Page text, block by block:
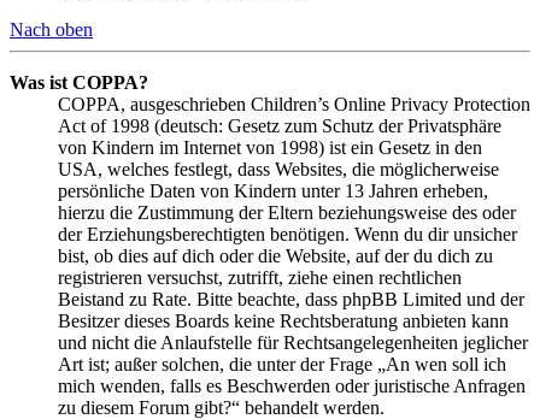
Nach oben
Was ist COPPA?
COPPA, ausgeschrieben Children’s Online Privacy Protection
Act of 1998 (deutsch: Gesetz zum Schutz der Privatsphäre
von Kindern im Internet von 1998) ist ein Gesetz in den
USA, welches festlegt, dass Websites, die möglicherweise
persönliche Daten von Kindern unter 13 Jahren erheben,
hierzu die Zustimmung der Eltern beziehungsweise des oder
der Erziehungsberechtigten benötigen. Wenn du dir unsicher
bist, ob dies auf dich oder die Website, auf der du dich zu
registrieren versuchst, zutrifft, ziehe einen rechtlichen
Beistand zu Rate. Bitte beachte, dass phpBB Limited und der
Besitzer dieses Boards keine Rechtsberatung anbieten kann
und nicht die Anlaufstelle für Rechtsangelegenheiten jeglicher
Art ist; außer solchen, die unter der Frage „An wen soll ich
mich wenden, falls es Beschwerden oder juristische Anfragen
zu diesem Forum gibt?“ behandelt werden.